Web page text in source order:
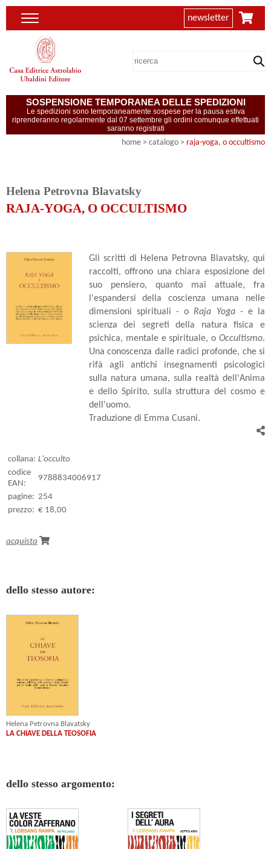
newsletter
SOSPENSIONE TEMPORANEA DELLE SPEDIZIONI
Le spedizioni sono temporaneamente sospese per la pausa estiva
riprenderanno regolarmente dal 07 settembre gli ordini comunque effettuati
saranno registrati
home > catalogo > raja-yoga, o occultismo
Helena Petrovna Blavatsky
RAJA-YOGA, O OCCULTISMO
Gli scritti di Helena Petrovna Blavatsky, qui
raccolti, offrono una chiara esposizione del
suo pensiero, quanto mai attuale, fra
l'espandersi della coscienza umana nelle
dimensioni spirituali - o Raja Yoga- e la
scienza dei segreti della natura fisica e
psichica, mentale e spirituale, o Occultismo.
Una conoscenza dalle radici profonde, che si
rifà agli antichi insegnamenti psicologici
sulla natura umana, sulla realtà dell'Anima
e dello Spirito, sulla struttura del cosmo e
dell'uomo.
Traduzione di Emma Cusani.
collana: L'occulto
codice
EAN:
9788834006917
pagine: 254
prezzo: € 18,00
acquista
dello stesso autore:
Helena Petrovna Blavatsky
LA CHIAVE DELLA TEOSOFIA
dello stesso argomento: